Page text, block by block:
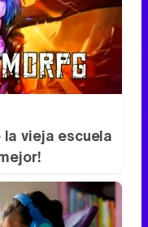
la vieja escuela